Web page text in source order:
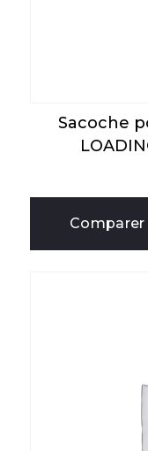
Sacoche
Comparer